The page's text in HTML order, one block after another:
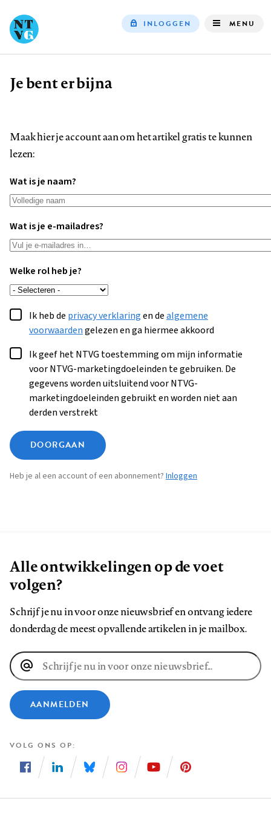
INLOGGEN MENU
Kruimelpad
Je bent er bijna
Maak hier je account aan om het artikel gratis te kunnen
lezen:
Wat is je naam?
Wat is je e-mailadres?
Welke rol heb je?
Ik heb de privacy verklaringen dealgemene
voorwaardengelezen en ga hiermee akkoord
Ik geef het NTVG toestemming om mijn informatie
voor NTVG-marketingdoeleinden te gebruiken. De
gegevens worden uitsluitend voor NTVG-
marketingdoeleinden gebruikt en worden niet aan
derden verstrekt
DOORGAAN
Heb je al een account of een abonnement? Inloggen
Alle ontwikkelingen op de voet
volgen?
Schrijf je nu in voor onze nieuwsbrief en ontvang iedere
donderdag de meest opvallende artikelen in je mailbox.
E-
mailadres
AANMELDEN
VOLG ONS OP
ons
ons
ons
ons
ons
ons